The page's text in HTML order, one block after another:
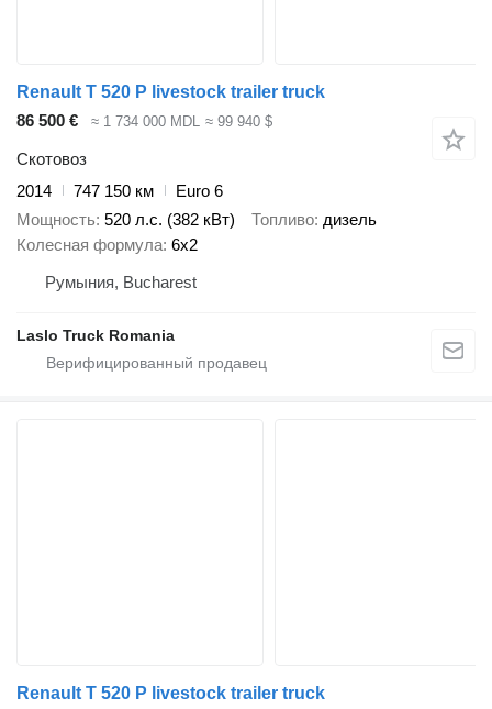
Renault T 520 P livestock trailer truck
86 500 €
≈ 1 734 000 MDL ≈ 99 940 $
Скотовоз
2014
747 150 км
Euro 6
Мощность 520 л.с. (382 кВт) Топливо дизель
Колесная формула 6x2
Румыния, Bucharest
Laslo Truck Romania
Renault T 520 P livestock trailer truck